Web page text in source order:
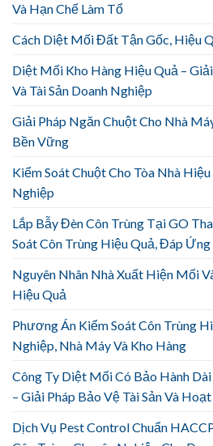
Và Hạn Chế Làm Tổ
Cách Diệt Mối Đất Tận Gốc, Hiệu
Diệt Mối Kho Hàng Hiệu Quả –
Và Tài Sản Doanh Nghiệp
Giải Pháp Ngăn Chuột Cho Nhà
Bền Vững
Kiểm Soát Chuột Cho Tòa Nhà Hiệu
Nghiệp
Lắp Bẫy Đèn Côn Trùng Tại GO
Soát Côn Trùng Hiệu Quả, Đáp Ứng
Nguyên Nhân Nhà Xuất Hiện Mối
Hiệu Quả
Phương Án Kiểm Soát Côn Trùng
Nghiệp, Nhà Máy Và Kho Hàng
Công Ty Diệt Mối Có Bảo Hành
– Giải Pháp Bảo Vệ Tài Sản Và
Dịch Vụ Pest Control Chuẩn